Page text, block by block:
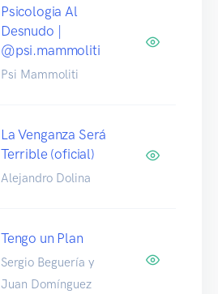
Psicologia Al
Desnudo |
@psi.mammoliti
Psi Mammoliti
La Venganza Será
Terrible (oficial)
Alejandro Dolina
Tengo un Plan
Sergio Beguería y
Juan Domínguez